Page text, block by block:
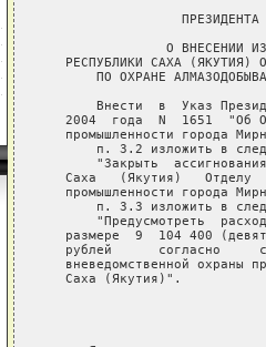
ПРЕЗИДЕНТА
О ВНЕСЕНИИ
РЕСПУБЛИКИ САХА (ЯКУТИЯ)
ПО ОХРАНЕ
Внести  в  Указ
2004  года  N  1651  "Об
промышленности города
п. 3.2 изложить в
"Закрыть
Саха   (Якутия)   Отделу
промышленности города
п. 3.3 изложить в
"Предусмотреть
размере  9  104 400
рублей      согласно
вневедомственной охраны
   Саха (Якутия)".